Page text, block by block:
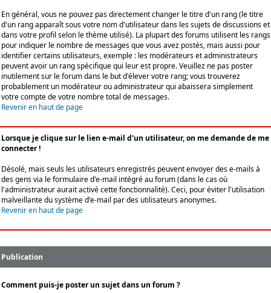
En général, vous ne pouvez pas directement changer le titre d'un rang (le titre
d'un rang apparaît sous votre nom d'utilisateur dans les sujets de discussions et
dans votre profil selon le thème utilisé). La plupart des forums utilisent les rangs
pour indiquer le nombre de messages que vous avez postés, mais aussi pour
identifier certains utilisateurs, exemple : les modérateurs et administrateurs
peuvent avoir un rang spécifique qui leur est propre. Veuillez ne pas poster
inutilement sur le forum dans le but d'élever votre rang; vous trouverez
probablement un modérateur ou administrateur qui abaissera simplement
votre compte de votre nombre total de messages.
Revenir en haut de page
Lorsque je clique sur le lien e-mail d'un utilisateur, on me demande de me
connecter !
Désolé, mais seuls les utilisateurs enregistrés peuvent envoyer des e-mails à
des gens via le formulaire d'e-mail intégré au forum (dans le cas où
l'administrateur aurait activé cette fonctionnalité). Ceci, pour éviter l'utilisation
malveillante du système d'e-mail par des utilisateurs anonymes.
Revenir en haut de page
Publication
Comment puis-je poster un sujet dans un forum ?